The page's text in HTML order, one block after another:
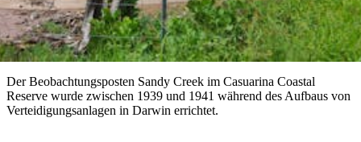
Region
erkunden
Suche:
Der Beobachtungsposten Sandy Creek im Casuarina Coastal
Reserve wurde zwischen 1939 und 1941 während des Aufbaus von
Verteidigungsanlagen in Darwin errichtet.